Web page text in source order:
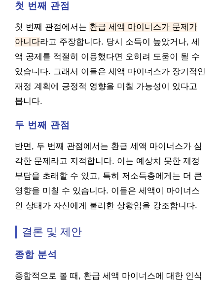
첫 번째 관점
첫 번째 관점에서는 환급 세액 마이너스가 문제가
아니다라고 주장합니다. 당시 소득이 높았거나, 세
액 공제를 적절히 이용했다면 오히려 도움이 될 수
있습니다. 그래서 이들은 세액 마이너스가 장기적인
재정 계획에 긍정적 영향을 미칠 가능성이 있다고
봅니다.
두 번째 관점
반면, 두 번째 관점에서는 환급 세액 마이너스가 심
각한 문제라고 지적합니다. 이는 예상치 못한 재정
부담을 초래할 수 있고, 특히 저소득층에게는 더 큰
영향을 미칠 수 있습니다. 이들은 세액이 마이너스
인 상태가 자신에게 불리한 상황임을 강조합니다.
결론 및 제안
종합 분석
종합적으로 볼 때, 환급 세액 마이너스에 대한 인식